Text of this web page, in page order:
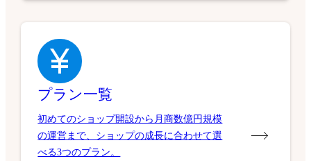
プラン一覧
初めてのショップ開設から月商数億円規模
の運営まで、ショップの成長に合わせて選
べる3つのプラン。